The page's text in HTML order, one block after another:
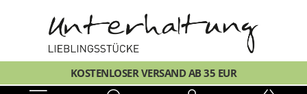
KOSTENLOSER VERSAND AB 35 EUR